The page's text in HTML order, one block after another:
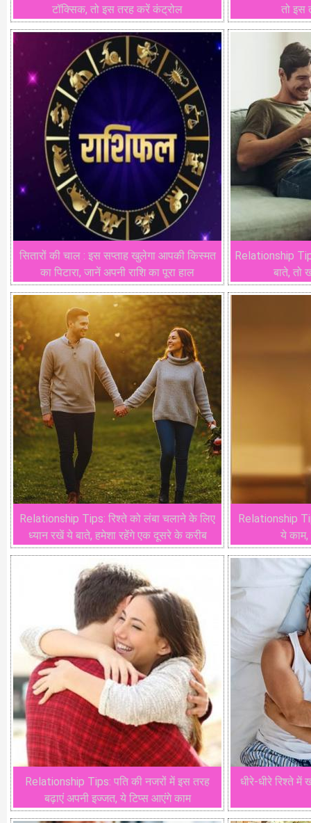
टॉक्सिक, तो इस तरह करें कंट्रोल
तो इस
सितारों की चाल : इस सप्ताह खुलेगा आपकी किस्मत
का पिटारा, जानें अपनी राशि का पूरा हाल
Relationship
बाते, तो
Relationship Tips: रिश्ते को लंबा चलाने के लिए
ध्यान रखें ये बाते, हमेशा रहेंगे एक दूसरे के करीब
Relationship
ये काम,
Relationship Tips: पति की नजरों में इस तरह
बढ़ाएं अपनी इज्जत, ये टिप्स आएंगे काम
धीरे-धीरे रिश्ते में